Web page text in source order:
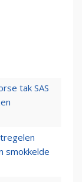
tak SAS
smokkelde